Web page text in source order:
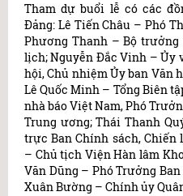
Tham dự buổi lễ có các
Đảng: Lê Tiến Châu – Phó
Phương Thanh – Bộ trưởng
lịch; Nguyễn Đắc Vinh – Ủy
hội, Chủ nhiệm Ủy ban Văn
Lê Quốc Minh – Tổng Biên
nhà báo Việt Nam, Phó
Trung ương; Thái Thanh
trực Ban Chính sách,
– Chủ tịch Viện Hàn lâm
Văn Dũng – Phó Trưởng
Xuân Bường – Chính ủy